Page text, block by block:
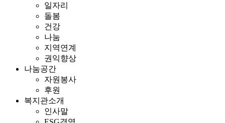
일자리
돌봄
건강
나눔
지역연계
권익향상
나눔공간
자원봉사
후원
복지관소개
인사말